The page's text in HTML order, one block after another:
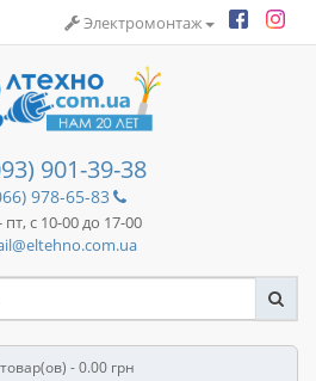
Электромонтаж
901-39-38
978-65-83
пт, с 10-00 до 17-00
- 0.00 грн